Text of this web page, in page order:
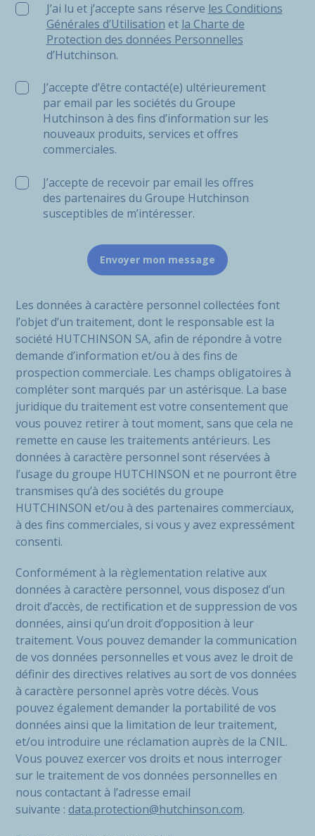
J’ai lu et j’accepte sans réserve les Conditions
J’ai lu et j’accepte sans réserve les Conditions
Générales d’Utilisation et la Charte de
Protection des données Personnelles
d’Hutchinson.
J’accepte d’être contacté(e) ultérieurement
par email par les sociétés du Groupe
Hutchinson à des fins d’information sur les
nouveaux produits, services et offres
commerciales.
J’accepte de recevoir par email les offres
des partenaires du Groupe Hutchinson
susceptibles de m’intéresser.
Les données à caractère personnel collectées font
l’objet d’un traitement, dont le responsable est la
société HUTCHINSON SA, afin de répondre à votre
demande d’information et/ou à des fins de
prospection commerciale. Les champs obligatoires à
compléter sont marqués par un astérisque. La base
juridique du traitement est votre consentement que
vous pouvez retirer à tout moment, sans que cela ne
remette en cause les traitements antérieurs. Les
données à caractère personnel sont réservées à
l’usage du groupe HUTCHINSON et ne pourront être
transmises qu’à des sociétés du groupe
HUTCHINSON et/ou à des partenaires commerciaux,
à des fins commerciales, si vous y avez expressément
consenti.
Conformément à la règlementation relative aux
données à caractère personnel, vous disposez d’un
droit d’accès, de rectification et de suppression de vos
données, ainsi qu’un droit d’opposition à leur
traitement. Vous pouvez demander la communication
de vos données personnelles et vous avez le droit de
définir des directives relatives au sort de vos données
à caractère personnel après votre décès. Vous
pouvez également demander la portabilité de vos
données ainsi que la limitation de leur traitement,
et/ou introduire une réclamation auprès de la CNIL.
Vous pouvez exercer vos droits et nous interroger
sur le traitement de vos données personnelles en
nous contactant à l’adresse email
suivante : data.protection@hutchinson.com.